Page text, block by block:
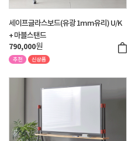
세이프글라스보드(유광 1mm유리) U/K
+ 마블스탠드
790,000원